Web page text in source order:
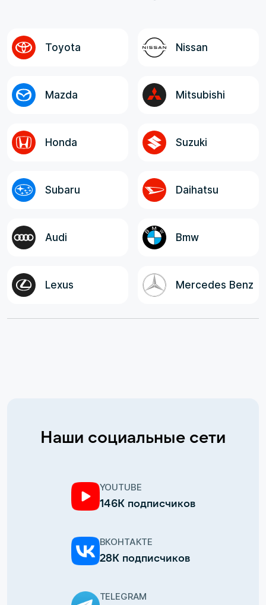
логистов и экспедитора. Все
ответственные лица, в целом, отзывчивые,
Toyota Nissan
Mazda Mitsubishi
Honda Suzuki
Subaru Daihatsu
Audi Bmw
Lexus Mercedes Benz
Наши социальные сети
YOUTUBE
146К подписчиков
ВКОНТАКТЕ
28К подписчиков
TELEGRAM